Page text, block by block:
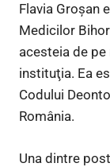
Flavia Groșan
Medicilor
acesteia de
instituţia. Ea
Codului
România.
Una dintre